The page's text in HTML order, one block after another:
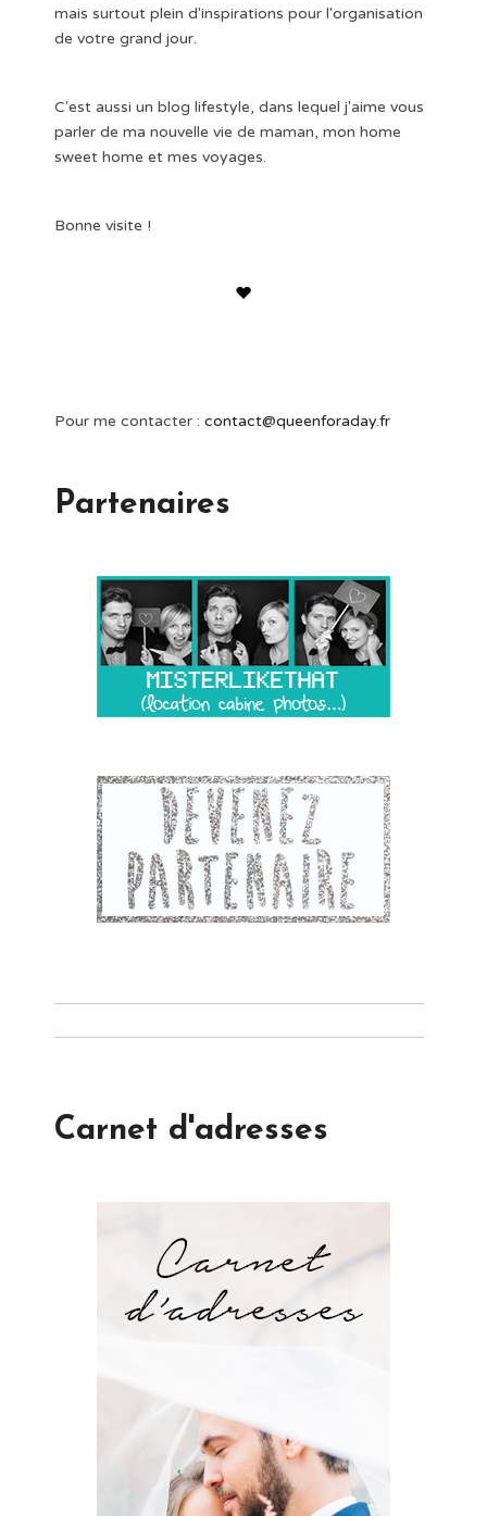
mais surtout plein d'inspirations pour l'organisation
de votre grand jour.
C'est aussi un blog lifestyle, dans lequel j'aime vous
parler de ma nouvelle vie de maman, mon home
sweet home et mes voyages.
Bonne visite !
Pour me contacter : contact@queenforaday.fr
Partenaires
Carnet d'adresses